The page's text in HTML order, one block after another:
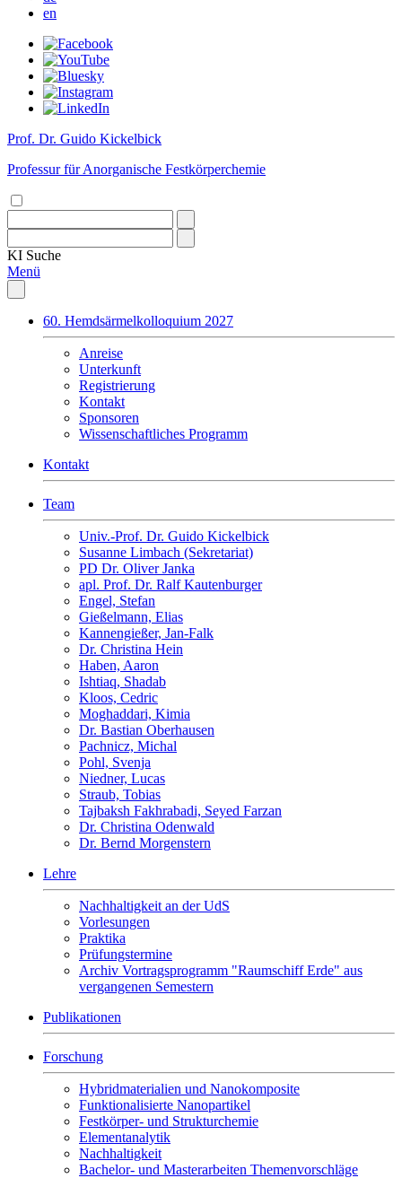
en
Prof. Dr. Guido Kickelbick
Professur für Anorganische Festkörperchemie
KI Suche
Menü
60. Hemdsärmelkolloquium 2027
Anreise
Unterkunft
Registrierung
Kontakt
Sponsoren
Wissenschaftliches Programm
Kontakt
Team
Univ.-Prof. Dr. Guido Kickelbick
Susanne Limbach (Sekretariat)
PD Dr. Oliver Janka
apl. Prof. Dr. Ralf Kautenburger
Engel, Stefan
Gießelmann, Elias
Kannengießer, Jan-Falk
Dr. Christina Hein
Haben, Aaron
Ishtiaq, Shadab
Kloos, Cedric
Moghaddari, Kimia
Dr. Bastian Oberhausen
Pachnicz, Michal
Pohl, Svenja
Niedner, Lucas
Straub, Tobias
Tajbaksh Fakhrabadi, Seyed Farzan
Dr. Christina Odenwald
Dr. Bernd Morgenstern
Lehre
Nachhaltigkeit an der UdS
Vorlesungen
Praktika
Prüfungstermine
Archiv Vortragsprogramm "Raumschiff Erde" aus
vergangenen Semestern
Publikationen
Forschung
Hybridmaterialien und Nanokomposite
Funktionalisierte Nanopartikel
Festkörper- und Strukturchemie
Elementanalytik
Nachhaltigkeit
Bachelor- und Masterarbeiten Themenvorschläge